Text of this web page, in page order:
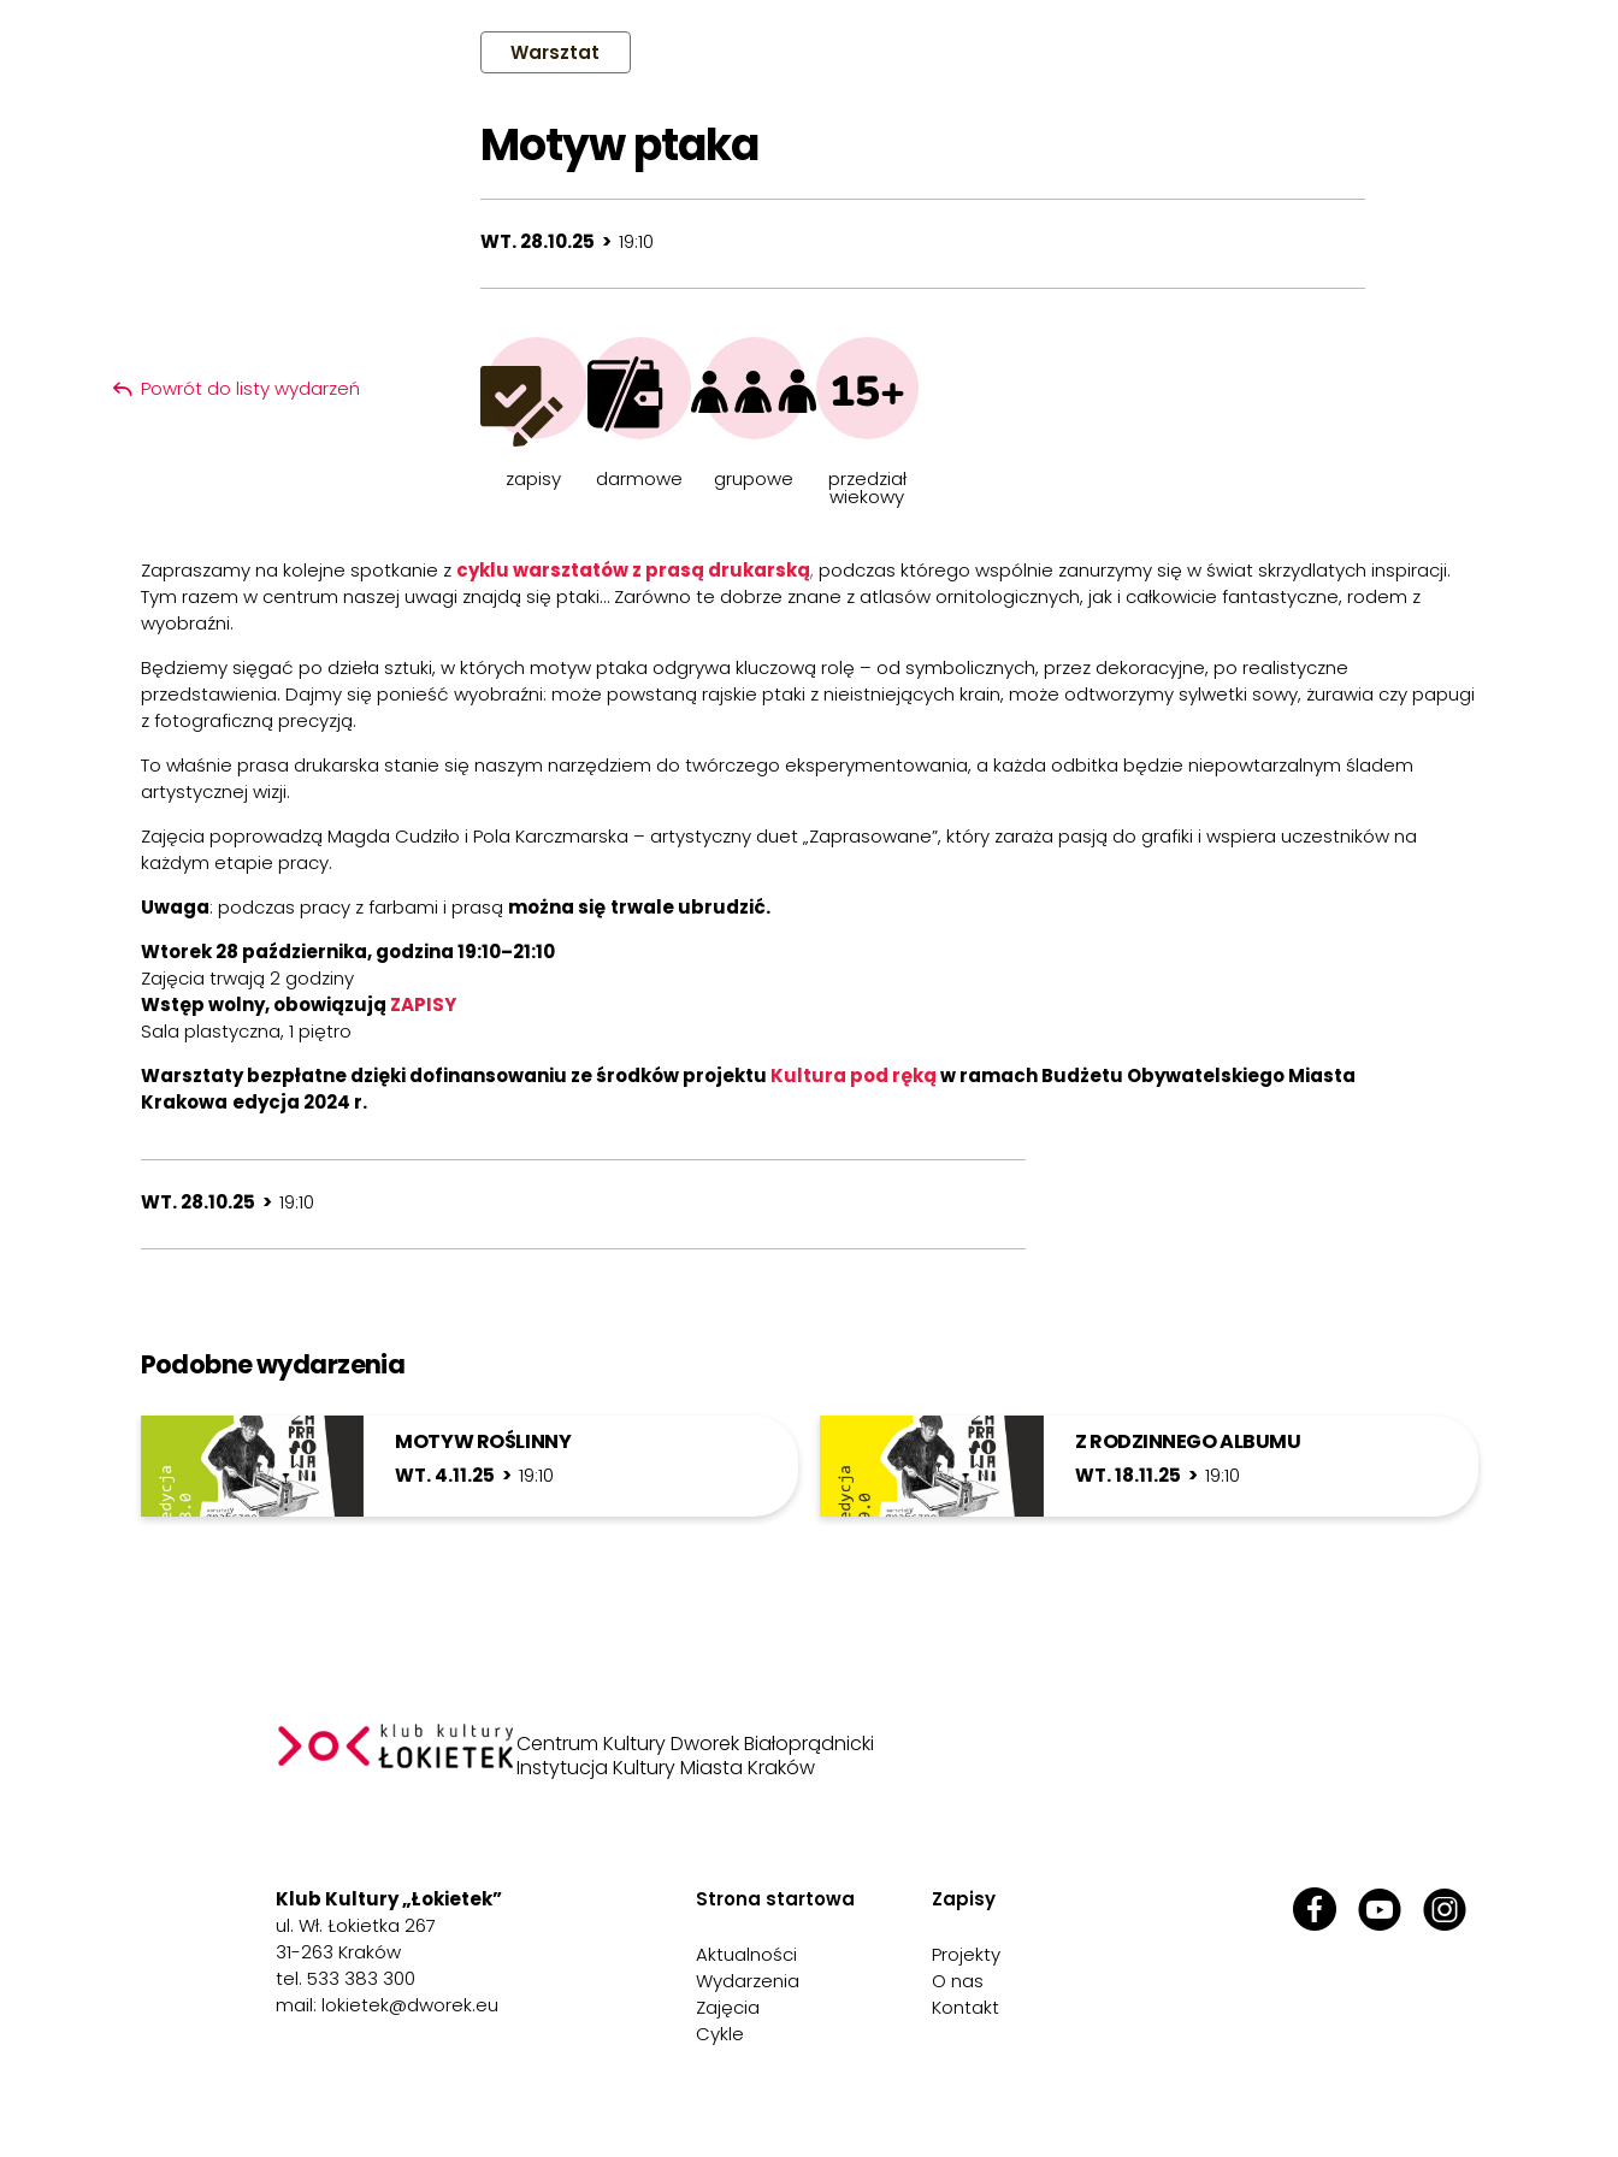
Warsztat
Motyw ptaka
WT. 28.10.25 > 19:10
zapisy darmowe grupowe
15+
przedział
wiekowy
Powrót do listy wydarzeń
Zapraszamy na kolejne spotkanie z cyklu warsztatów z prasą drukarską, podczas którego wspólnie zanurzymy się w świat skrzydlatych inspiracji.
Tym razem w centrum naszej uwagi znajdą się ptaki… Zarówno te dobrze znane z atlasów ornitologicznych, jak i całkowicie fantastyczne, rodem z
wyobraźni.
Będziemy sięgać po dzieła sztuki, w których motyw ptaka odgrywa kluczową rolę – od symbolicznych, przez dekoracyjne, po realistyczne
przedstawienia. Dajmy się ponieść wyobraźni: może powstaną rajskie ptaki z nieistniejących krain, może odtworzymy sylwetki sowy, żurawia czy papugi
z fotograficzną precyzją.
To właśnie prasa drukarska stanie się naszym narzędziem do twórczego eksperymentowania, a każda odbitka będzie niepowtarzalnym śladem
artystycznej wizji.
Zajęcia poprowadzą Magda Cudziło i Pola Karczmarska – artystyczny duet „Zaprasowane”, który zaraża pasją do grafiki i wspiera uczestników na
każdym etapie pracy.
Uwaga: podczas pracy z farbami i prasą można się trwale ubrudzić.
Wtorek 28 października, godzina 19:10–21:10
Zajęcia trwają 2 godziny
Wstęp wolny, obowiązują ZAPISY
Sala plastyczna, 1 piętro
Warsztaty bezpłatne dzięki dofinansowaniu ze środków projektu Kultura pod rękąw ramach Budżetu Obywatelskiego Miasta
Krakowa edycja 2024 r.
WT. 28.10.25 > 19:10
Podobne wydarzenia
MOTYW ROŚLINNY
WT. 4.11.25 >19:10
Z RODZINNEGO ALBUMU
WT. 18.11.25 > 19:10
Centrum Kultury Dworek Białoprądnicki
Instytucja Kultury Miasta Kraków
Klub Kultury „Łokietek”
ul. Wł. Łokietka 267
31-263 Kraków
tel. 533 383 300
mail: lokietek@dworek.eu
Strona startowa
Aktualności
Wydarzenia
Zajęcia
Cykle
Zapisy
Projekty
O nas
Kontakt